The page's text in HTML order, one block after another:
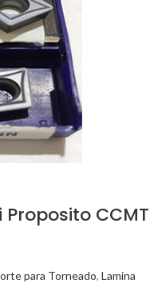
CCMT
para Torneado, Lamina